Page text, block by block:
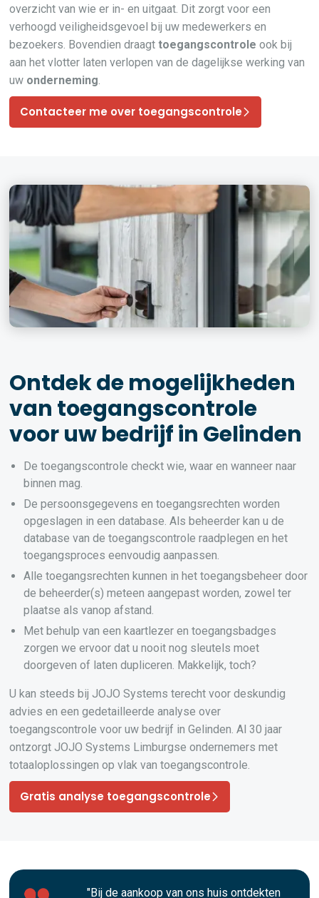
overzicht van wie er in- en uitgaat. Dit zorgt voor een
verhoogd veiligheidsgevoel bij uw medewerkers en
bezoekers. Bovendien draagttoegangscontrole ook bij
aan het vlotter laten verlopen van de dagelijkse werking van
uw onderneming.
Contacteer me over toegangscontrole
Ontdek de mogelijkheden
van toegangscontrole
voor uw bedrijf in Gelinden
De toegangscontrole checkt wie, waar en wanneer naar
binnen mag.
De persoonsgegevens en toegangsrechten worden
opgeslagen in een database. Als beheerder kan u de
database van de toegangscontrole raadplegen en het
toegangsproces eenvoudig aanpassen.
Alle toegangsrechten kunnen in het toegangsbeheer door
de beheerder(s) meteen aangepast worden, zowel ter
plaatse als vanop afstand.
Met behulp van een kaartlezer en toegangsbadges
zorgen we ervoor dat u nooit nog sleutels moet
doorgeven of laten dupliceren. Makkelijk, toch?
U kan steeds bij JOJO Systems terecht voor deskundig
advies en een gedetailleerde analyse over
toegangscontrole voor uw bedrijf in Gelinden. Al 30 jaar
ontzorgt JOJO Systems Limburgse ondernemers met
totaaloplossingen op vlak van toegangscontrole.
Gratis analyse toegangscontrole
"Bij de aankoop van ons huis ontdekten